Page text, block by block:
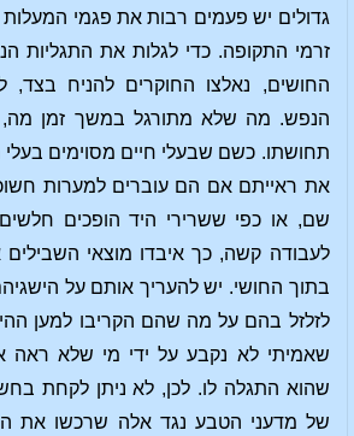
גדולים יש פעמים רבות את פגמי
זרמי התקופה. כדי לגלות את התגליות
החושים, נאלצו החוקרים להניח בצד,
הנפש. מה שלא מתורגל במשך זמן
תחושתו. כשם שבעלי חיים מסוימים
את ראייתם אם הם עוברים למערות
שם, או כפי ששרירי היד הופכים
לעבודה קשה, כך איבדו מוצאי השבילים
בתוך החושי. יש להעריך אותם על הישגיהם
לזלזל בהם על מה שהם הקריבו למען
שאמיתי לא נקבע על ידי מי שלא ראה
שהוא התגלה לו. לכן, לא ניתן לקחת
של מדעני הטבע נגד אלה שרכשו את